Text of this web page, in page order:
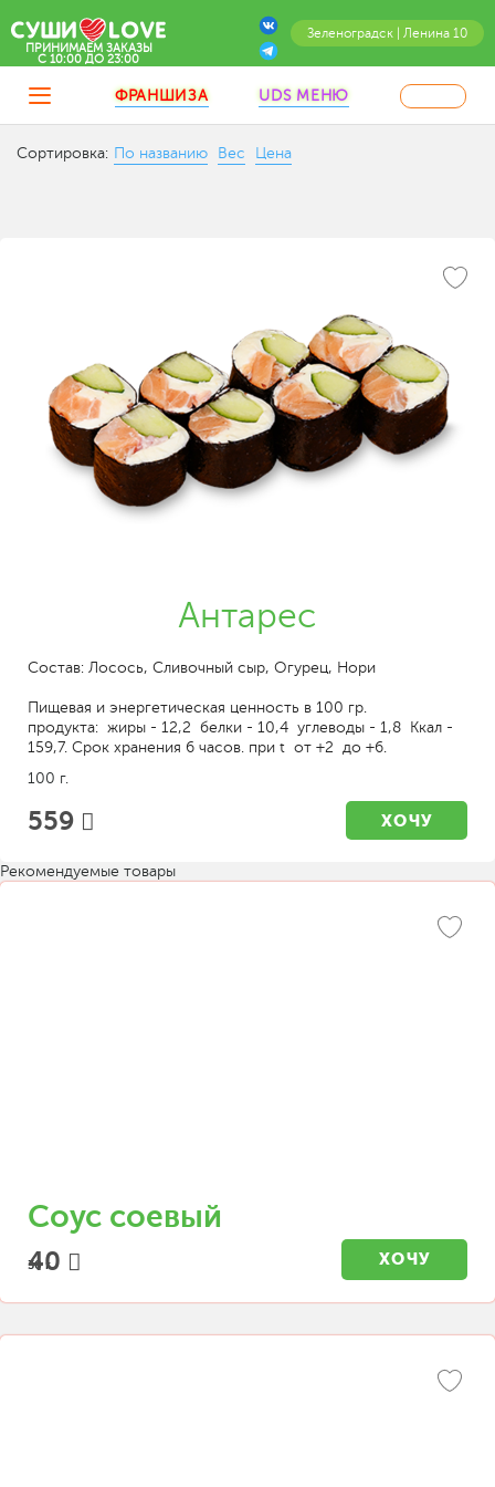
Зеленоградск | Ленина 10
ПРИНИМАЕМ ЗАКАЗЫ
C 10:00 ДО 23:00
ФРАНШИЗА UDS МЕНЮ
Сортировка: По названию Вес Цена
Антарес
Состав: Лосось, Сливочный сыр, Огурец, Нори
Пищевая и энергетическая ценность в 100 гр.
продукта: жиры - 12,2 белки - 10,4 углеводы - 1,8 Ккал -
159,7. Срок хранения 6 часов. при t от +2 до +6.
100 г.
559 ХОЧУ
Рекомендуемые товары
Соус соевый
30 г.
40 ХОЧУ